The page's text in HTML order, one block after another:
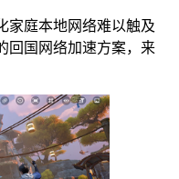
家庭本地网络难以触及
回国网络加速方案，来